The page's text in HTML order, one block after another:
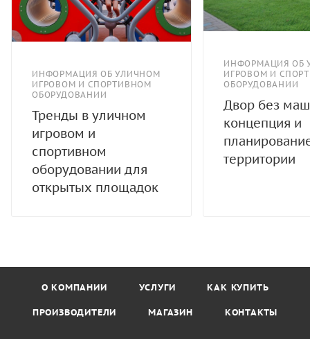
ИНФОРМАЦИЯ ОБ УЛИЧНОМ
ИГРОВОМ И СПОРТИВНОМ
ОБОРУДОВАНИИ
Тренды в уличном
игровом и
спортивном
оборудовании для
открытых площадок
ИНФОРМАЦИЯ ОБ
ИГРОВОМ И
ОБОРУДОВАНИИ
Двор без
концепция и
территории
О КОМПАНИИ УСЛУГИ КАК КУПИТЬ
ПРОИЗВОДИТЕЛИ МАГАЗИН КОНТАКТЫ